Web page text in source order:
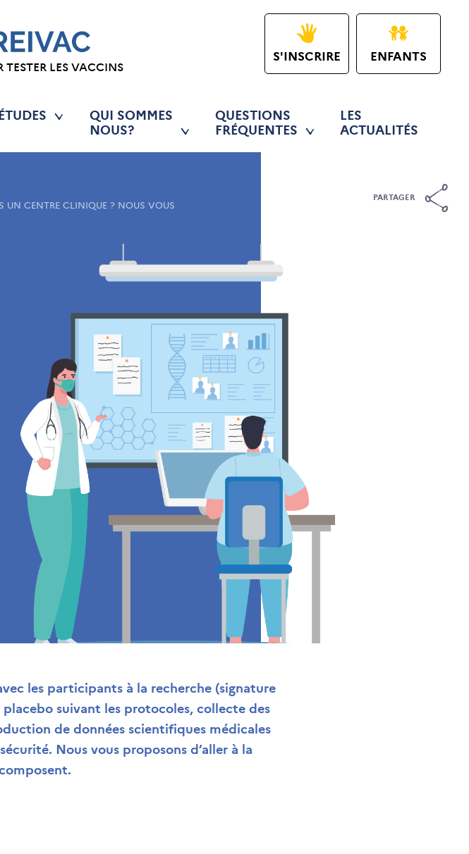
LES VACCINS
S'INSCRIRE ENFANTS
QUI SOMMES
NOUS?
QUESTIONS
FRÉQUENTES
LES
ACTUALITÉS
UN CENTRE CLINIQUE ? NOUS VOUS
PARTAGER
les participants à la recherche (signature
suivant les protocoles, collecte des
de données scientifiques médicales
Nous vous proposons d’aller à la